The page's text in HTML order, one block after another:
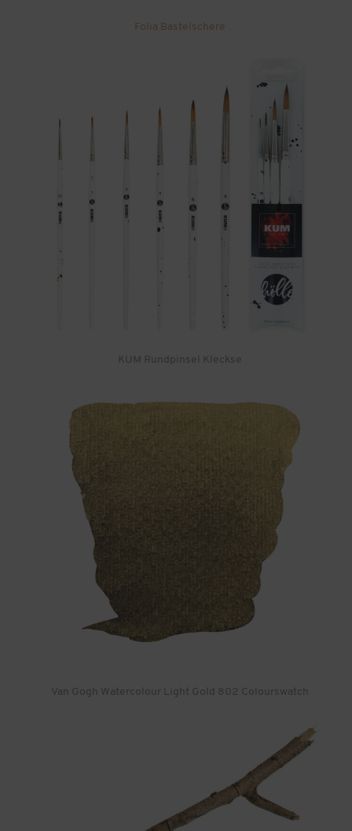
Folia Bastelschere
KUM Rundpinsel Kleckse
Van Gogh Watercolour Light Gold 802 Colourswatch